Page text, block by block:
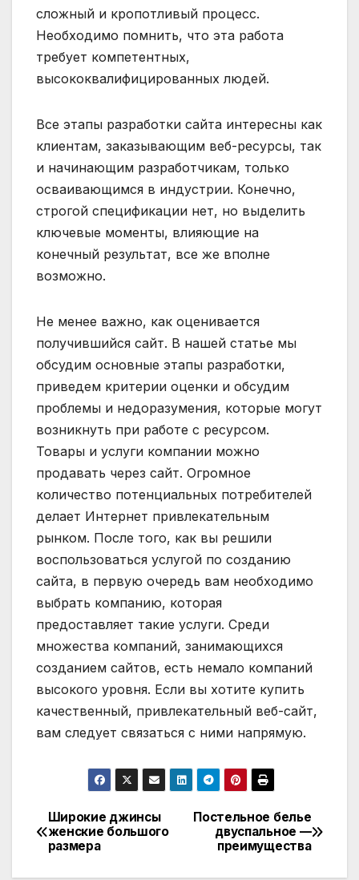
сложный и кропотливый процесс.
Необходимо помнить, что эта работа
требует компетентных,
высококвалифицированных людей.
Все этапы разработки сайта интересны как
клиентам, заказывающим веб-ресурсы, так
и начинающим разработчикам, только
осваивающимся в индустрии. Конечно,
строгой спецификации нет, но выделить
ключевые моменты, влияющие на
конечный результат, все же вполне
возможно.
Не менее важно, как оценивается
получившийся сайт. В нашей статье мы
обсудим основные этапы разработки,
приведем критерии оценки и обсудим
проблемы и недоразумения, которые могут
возникнуть при работе с ресурсом.
Товары и услуги компании можно
продавать через сайт. Огромное
количество потенциальных потребителей
делает Интернет привлекательным
рынком. После того, как вы решили
воспользоваться услугой по созданию
сайта, в первую очередь вам необходимо
выбрать компанию, которая
предоставляет такие услуги. Среди
множества компаний, занимающихся
созданием сайтов, есть немало компаний
высокого уровня. Если вы хотите купить
качественный, привлекательный веб-сайт,
вам следует связаться с ними напрямую.
Навигация
по
Постельное белье
двуспальное —
преимущества
Широкие джинсы
женские большого
размера